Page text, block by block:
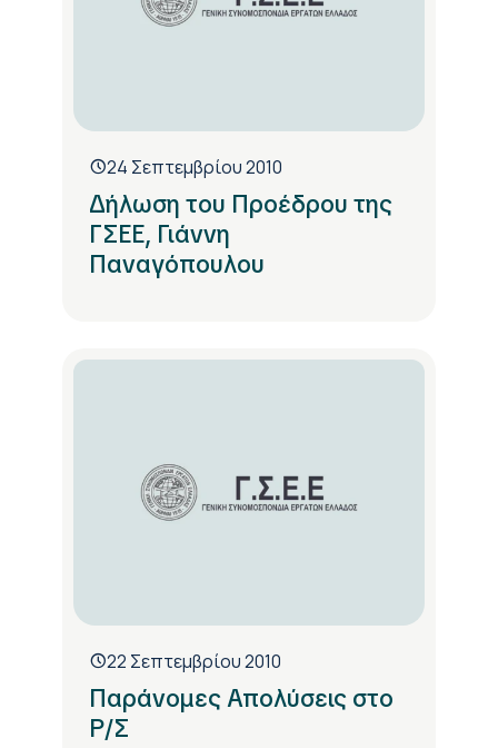
24 Σεπτεμβρίου 2010
Δήλωση του Προέδρου της
ΓΣΕΕ, Γιάννη
Παναγόπουλου
22 Σεπτεμβρίου 2010
Παράνομες Απολύσεις στο
Ρ/Σ